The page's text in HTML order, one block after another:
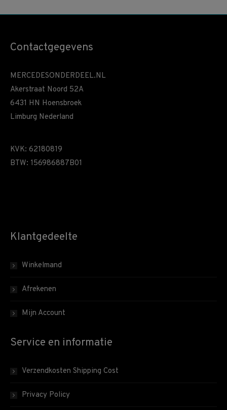
Contactgegevens
MERCEDESONDERDEEL.NL
Akerstraat Noord 52A
6431 HN Hoensbroek
Limburg Nederland
KVK: 62180819
BTW: 156986887B01
Klantgedeelte
Winkelmand
Afrekenen
Mijn Account
Service en informatie
Verzendkosten Shipping Cost
Privacy Policy